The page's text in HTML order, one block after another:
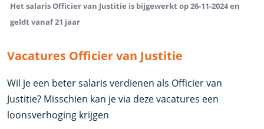
Het salaris Officier van Justitie is bijgewerkt op 26-11-2024 en
geldt vanaf 21 jaar
Vacatures Officier van Justitie
Wil je een beter salaris verdienen als Officier van
Justitie? Misschien kan je via deze vacatures een
loonsverhoging krijgen